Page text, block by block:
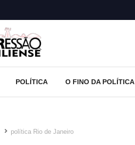
POLÍTICA O FINO DA POLÍTICA
política Rio de Janeiro